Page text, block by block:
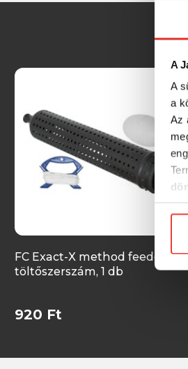
A
A
a
Az
FC Exact-X method feeder
töltőszerszám, 1 db
920 Ft